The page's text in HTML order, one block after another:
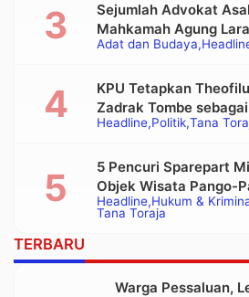
Adat dan Budaya
Sejumlah Advokat
Mahkamah Agung
Alat Berat pada
Headline Politik Tana
KPU Tetapkan
Zadrak Tombe
Bupati Tana Toraja
Headline Hukum &
Tana Toraja
5 Pencuri Sparepart
Objek Wisata Pango-
Polisi
TERBARU
Warga Pessaluan,